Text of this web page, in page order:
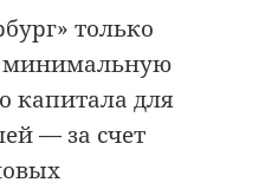
только
минимальную
капитала для
— за счет